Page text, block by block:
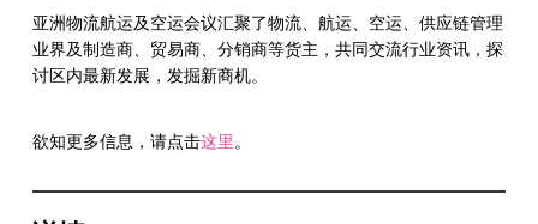
亚洲物流航运及空运会议汇聚了物流、航运、空运、供应链管理
业界及制造商、贸易商、分销商等货主，共同交流行业资讯，探
讨区内最新发展，发掘新商机。
欲知更多信息，请点击这里。